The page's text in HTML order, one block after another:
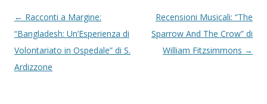
Navigazione articolo
← Racconti a Margine:
“Bangladesh: Un’Esperienza di
Volontariato in Ospedale” di S.
Ardizzone
Recensioni Musicali: “The
Sparrow And The Crow” di
William Fitzsimmons →